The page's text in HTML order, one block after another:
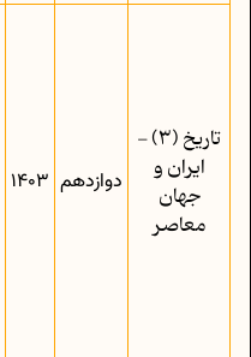
تاریخ (3) -
ایران و
جهان
معاصر
دوازدهم 1403